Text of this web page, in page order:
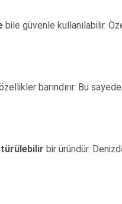
bile güvenle kullanılabilir.
barındırır. Bu
bir üründür.